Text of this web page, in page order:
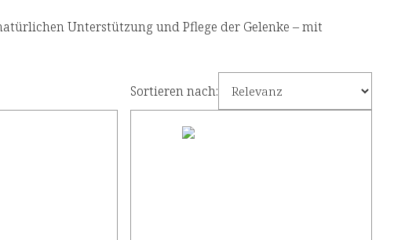
Unterstützung und Pflege der Gelenke – mit
Sortieren nach: